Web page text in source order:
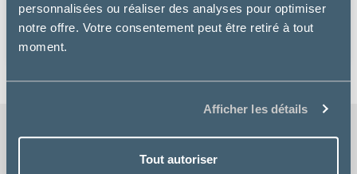
personnalisées ou réaliser des analyses pour optimiser
notre offre. Votre consentement peut être retiré à tout
moment.
Afficher les détails
Tout autoriser
à partir de